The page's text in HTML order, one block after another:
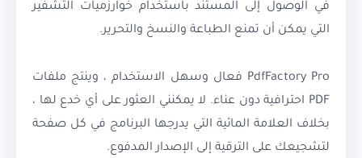
في الوصول إلى المستند باستخدام خوارزميات التشفير
التي يمكن أن تمنع الطباعة والنسخ والتحرير.
PdfFactory Pro فعال وسهل الاستخدام ، وينتج ملفات
PDF احترافية دون عناء. لا يمكنني العثور على أي خدع لها ،
بخلاف العلامة المائية التي يدرجها البرنامج في كل صفحة
لتشجيعك على الترقية إلى الإصدار المدفوع.